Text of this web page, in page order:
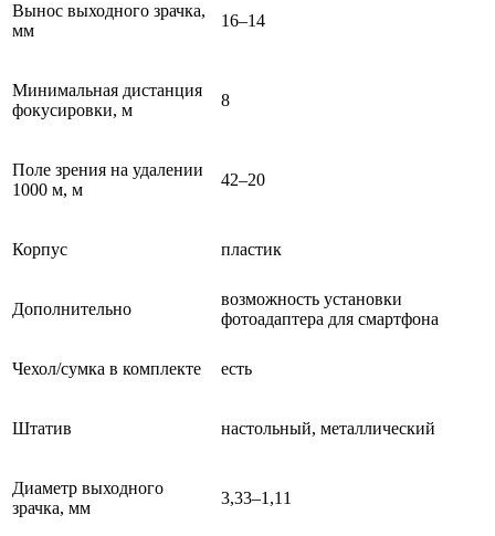
Вынос выходного зрачка,
мм
16–14
Минимальная дистанция
фокусировки, м
8
Поле зрения на удалении
1000 м, м
42–20
Корпус пластик
Дополнительно
возможность установки
фотоадаптера для смартфона
Чехол/сумка в комплекте есть
Штатив настольный, металлический
Диаметр выходного
зрачка, мм
3,33–1,11